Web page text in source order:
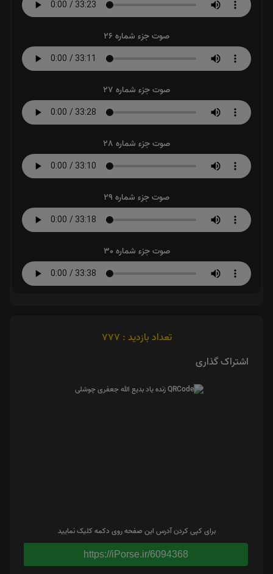
صوت جزء شماره 26
صوت جزء شماره 27
صوت جزء شماره 28
صوت جزء شماره 29
صوت جزء شماره 30
تعداد بازدید : 777
اشتراک گذاری
برای کپی کردن آدرس این صفحه روی دکمه کلیک نمایید
https://iPorse.ir/6094368